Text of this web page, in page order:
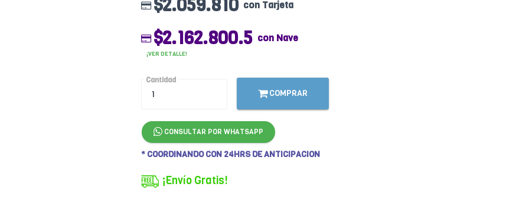
$2.059.810 con Tarjeta
$2.162.800.5 con Nave
¡VER DETALLE!
Cantidad
COMPRAR
CONSULTAR POR WHATSAPP
* COORDINANDO CON 24HRS DE ANTICIPACION
¡Envío Gratis!